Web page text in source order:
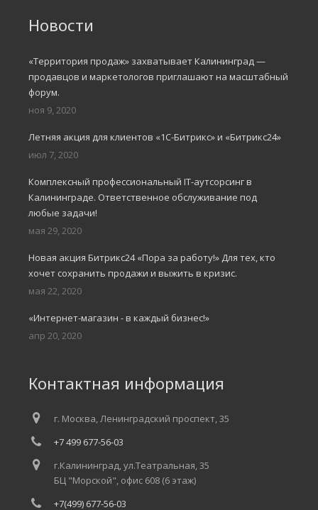
Новости
«Территория продаж» захватывает Калининград —
продавцов и маркетологов приглашают на масштабный
форум.
ноя 9, 2020
Летняя акция для клиентов «1С-Битрикс» и «Битрикс24»
июл 7, 2020
Комплексный профессиональный IT-аутсорсинг в
Калининграде. Ответственное обслуживание под
любые задачи!
мая 29, 2020
Новая акция Битрикс24 «Пора за работу!» Для тех, кто
хочет сохранить продажи и выжить в кризис.
мая 22, 2020
«Интернет-магазин - в каждый бизнес!»
апр 20, 2020
Контактная информация
г. Москва, Ленинградский проспект, 35
+7 499 677-56-03
г.Калининград, ул.Театральная, 35
БЦ "Морской", офис 608 (6 этаж)
+7(499) 677-56-03